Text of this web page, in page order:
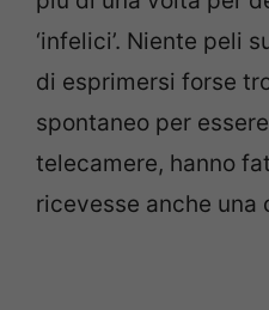
‘infelici’. Niente peli
di esprimersi forse
spontaneo per
telecamere, hanno
ricevesse anche